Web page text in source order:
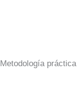
Metodología práctica